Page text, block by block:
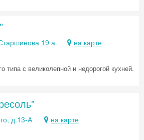
19 а на карте
типа с великолепной и недорогой кухней.
д.13-А на карте